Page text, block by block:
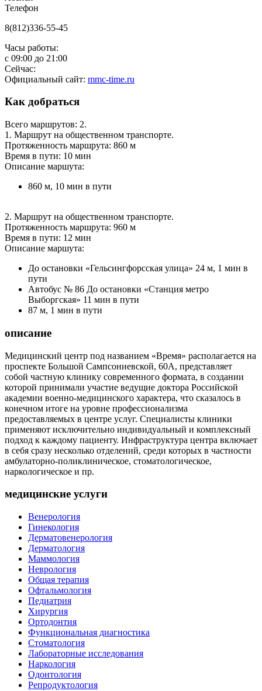
Телефон
8(812)336-55-45
Часы работы:
с 09:00 до 21:00
Сейчас:
Официальный сайт: mmc-time.ru
Как добраться
Всего маршрутов: 2.
1. Маршрут на общественном транспорте.
Протяженность маршрута: 860 м
Время в пути: 10 мин
Описание маршута:
860 м, 10 мин в пути
2. Маршрут на общественном транспорте.
Протяженность маршрута: 960 м
Время в пути: 12 мин
Описание маршута:
До остановки «Гельсингфорсская улица» 24 м, 1 мин в
пути
Автобус № 86 До остановки «Станция метро
Выборгская» 11 мин в пути
87 м, 1 мин в пути
описание
Медицинский центр под названием «Время» располагается на
проспекте Большой Сампсониевской, 60А, представляет
собой частную клинику современного формата, в создании
которой принимали участие ведущие доктора Российской
академии военно-медицинского характера, что сказалось в
конечном итоге на уровне профессионализма
предоставляемых в центре услуг. Специалисты клиники
применяют исключительно индивидуальный и комплексный
подход к каждому пациенту. Инфраструктура центра включает
в себя сразу несколько отделений, среди которых в частности
амбулаторно-поликлиническое, стоматологическое,
наркологическое и пр.
медицинские услуги
Венерология
Гинекология
Дерматовенерология
Дерматология
Маммология
Неврология
Общая терапия
Офтальмология
Педиатрия
Хирургия
Ортодонтия
Функциональная диагностика
Стоматология
Лабораторные исследования
Наркология
Одонтология
Репродуктология